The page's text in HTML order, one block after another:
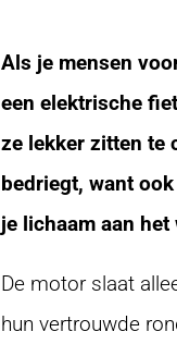
Als je mensen
een elektrische
ze lekker zitten te
bedriegt, want
je lichaam aan
De motor slaat
hun vertrouwde